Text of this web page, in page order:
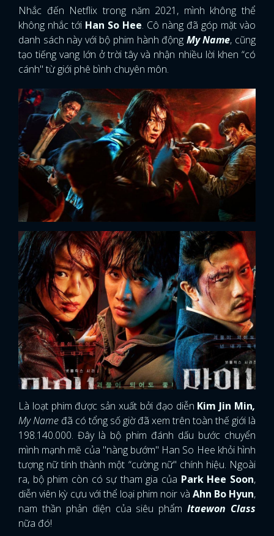
Nhắc đến Netflix trong năm 2021, mình không thể
không nhắc tới Han So Hee. Cô nàng đã góp mặt vào
danh sách này với bộ phim hành động My Name, cũng
tạo tiếng vang lớn ở trời tây và nhận nhiều lời khen “có
cánh" từ giới phê bình chuyên môn.
Là loạt phim được sản xuất bởi đạo diễn Kim Jin Min,
My Name đã có tổng số giờ đã xem trên toàn thế giới là
198.140.000. Đây là bộ phim đánh dấu bước chuyển
mình mạnh mẽ của "nàng bướm" Han So Hee khỏi hình
tượng nữ tính thành một “cường nữ" chính hiệu. Ngoài
ra, bộ phim còn có sự tham gia của Park Hee Soon,
diễn viên kỳ cựu với thể loại phim noir và Ahn Bo Hyun,
nam thần phản diện của siêu phẩmItaewon Class
nữa đó!